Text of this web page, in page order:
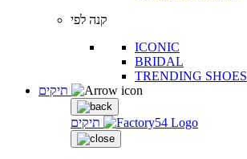
קנה לפי
ICONIC
BRIDAL
TRENDING SHOES
תיקים